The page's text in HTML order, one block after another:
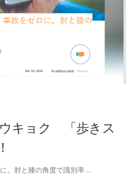
キョク 「歩きス
。肘と膝の角度で識別率 …